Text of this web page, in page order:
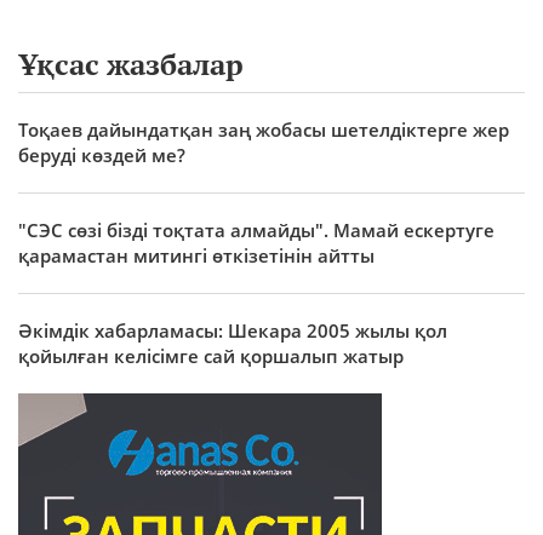
Ұқсас жазбалар
Тоқаев дайындатқан заң жобасы шетелдіктерге жер
беруді көздей ме?
"СЭС сөзі бізді тоқтата алмайды". Мамай ескертуге
қарамастан митингі өткізетінін айтты
Әкімдік хабарламасы: Шекара 2005 жылы қол
қойылған келісімге сай қоршалып жатыр